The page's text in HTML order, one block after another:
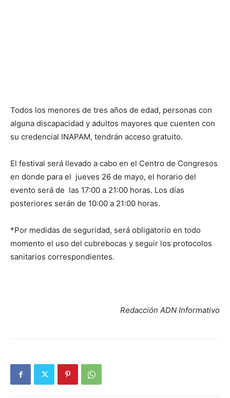
Todos los menores de tres años de edad, personas con
alguna discapacidad y adultos mayores que cuenten con
su credencial INAPAM, tendrán acceso gratuito.
El festival será llevado a cabo en el Centro de Congresos
en donde para el jueves 26 de mayo, el horario del
evento será de las 17:00 a 21:00 horas. Los días
posteriores serán de 10:00 a 21:00 horas.
*Por medidas de seguridad, será obligatorio en todo
momento el uso del cubrebocas y seguir los protocolos
sanitarios correspondientes.
Redacción ADN Informativo